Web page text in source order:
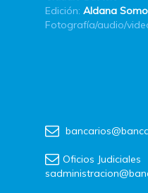
Edición: Aldana
Fotografía/audio/
Oficios Judiciales